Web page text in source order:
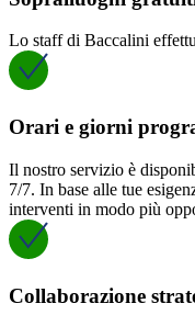
Lo staff di Baccalini
Orari e giorni
Il nostro servizio è
7/7. In base alle tue
interventi in modo più
Collaborazione